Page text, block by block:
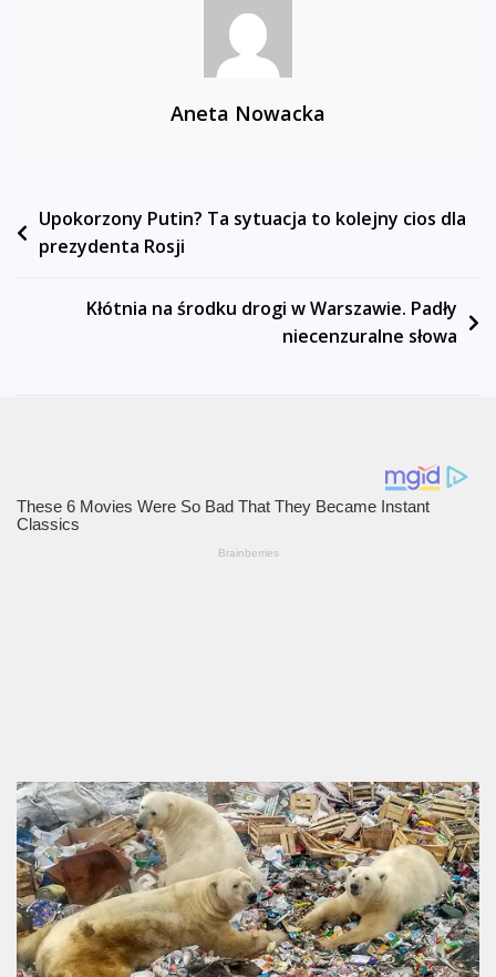
Aneta Nowacka
Nawigacja
wpisu
Upokorzony Putin? Ta sytuacja to kolejny cios dla
prezydenta Rosji
Kłótnia na środku drogi w Warszawie. Padły
niecenzuralne słowa